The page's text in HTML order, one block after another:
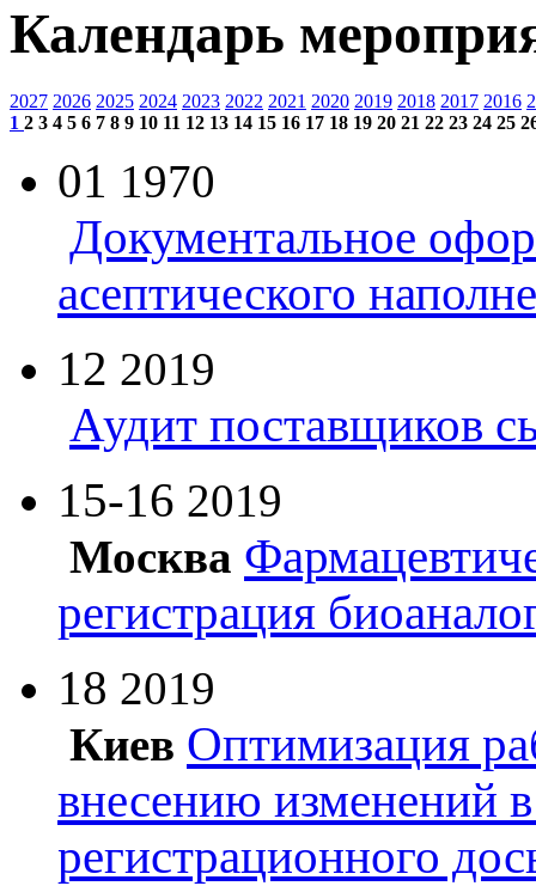
Календарь
2027 2026 2025 2024 2023 2022 2021 2020 2019 2018 2017 2016
1 2 3 4 5 6 7 8 9 10 11 12 13 14 15 16 17 18 19 20 21 22 23 24 25
01 1970
Документальное
асептического
12 2019
Аудит поставщиков
15-16 2019
Москва
регистрация
18 2019
Киев Оптимизация
внесению изменений
регистрационного